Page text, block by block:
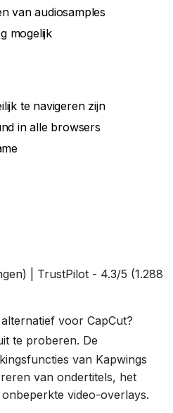
van audiosamples
mogelijk
te navigeren zijn
in alle browsers
| TrustPilot - 4.3/5 (1.288
voor CapCut?
te proberen. De
van Kapwings
van ondertitels, het
video-overlays.